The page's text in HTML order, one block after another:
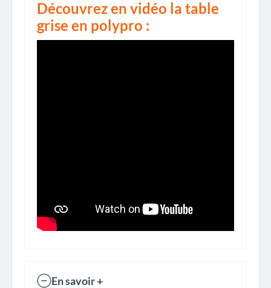
Découvrez en vidéo la table
grise en polypro :
En savoir +